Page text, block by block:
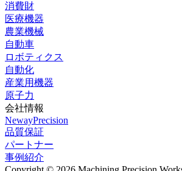
消費財
医療機器
農業機械
自動車
ロボティクス
自動化
産業用機器
原子力
会社情報
NewayPrecision
品質保証
パートナー
事例紹介